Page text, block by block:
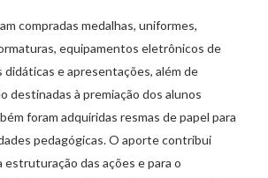
compradas medalhas, uniformes,
equipamentos eletrônicos de
didáticas e apresentações, além de
destinadas à premiação dos alunos
foram adquiridas resmas de papel para
pedagógicas. O aporte contribui
das ações e para o